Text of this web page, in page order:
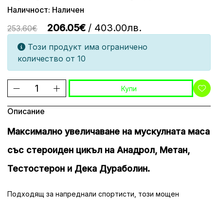
Наличност: Наличен
253.60€
206.05€ / 403.00лв.
Този продукт има ограничено
количество от 10
Купи
Описание
Максимално увеличаване на мускулната маса
със стероиден цикъл на Анадрол, Метан,
Тестостерон и Дека Дураболин.
Подходящ за напреднали спортисти, този мощен